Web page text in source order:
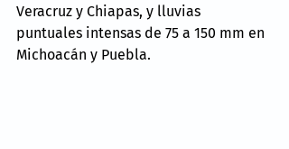
Veracruz y Chiapas, y lluvias
puntuales intensas de 75 a 150 mm en
Michoacán y Puebla.